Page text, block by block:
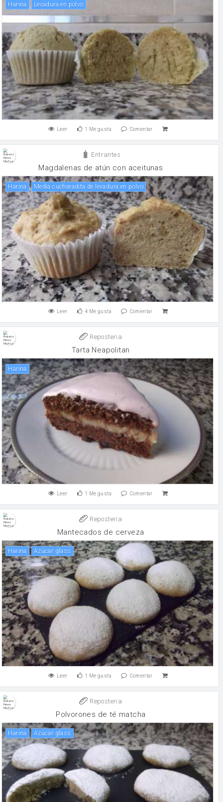
harina levadura en polvo
Leer 1 Me gusta Comentar
Entrantes
Magdalenas de atún con aceitunas
harina Media cucharadita de levadura en polvo
Leer 4 Me gusta Comentar
Reposteria
Tarta Neapolitan
harina
Leer 1 Me gusta Comentar
Reposteria
Mantecados de cerveza
harina Azúcar glass
Leer 1 Me gusta Comentar
Reposteria
Polvorones de té matcha
harina Azúcar glass